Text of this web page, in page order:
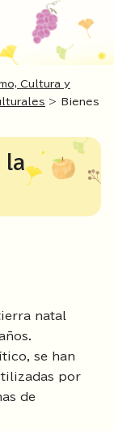
Cultura y
> Bienes
la
natal
se han
por
de